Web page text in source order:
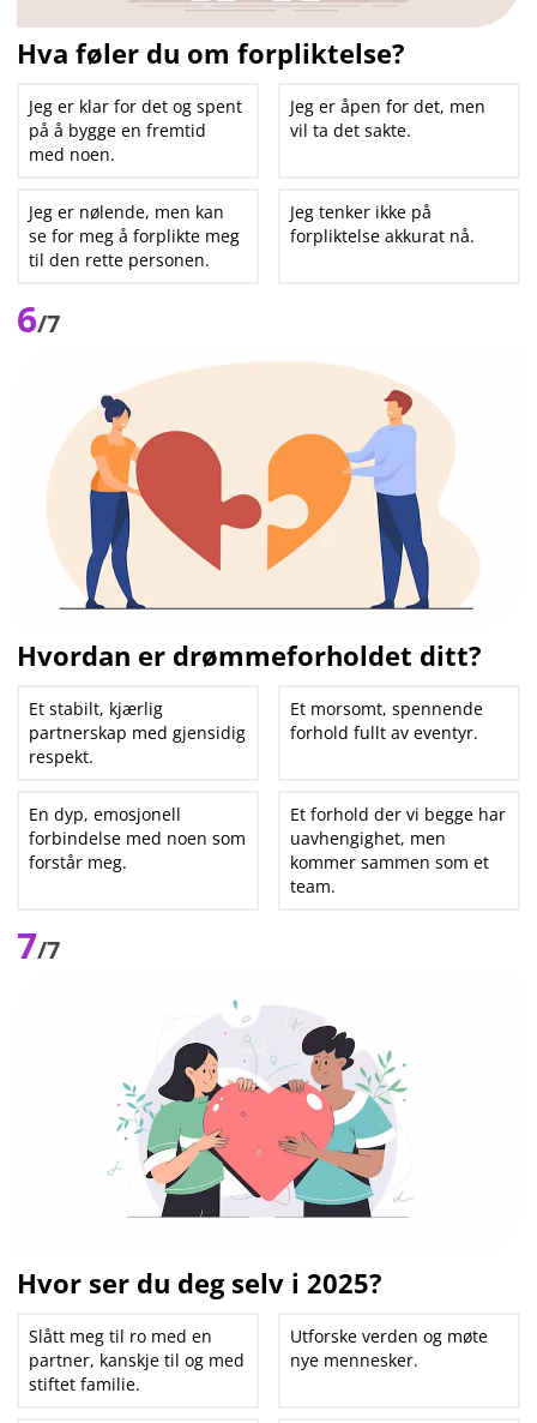
Hva føler du om forpliktelse?
Jeg er klar for det og spent
på å bygge en fremtid
med noen.
Jeg er åpen for det, men
vil ta det sakte.
Jeg er nølende, men kan
se for meg å forplikte meg
til den rette personen.
Jeg tenker ikke på
forpliktelse akkurat nå.
6/7
Hvordan er drømmeforholdet ditt?
Et stabilt, kjærlig
partnerskap med gjensidig
respekt.
Et morsomt, spennende
forhold fullt av eventyr.
En dyp, emosjonell
forbindelse med noen som
forstår meg.
Et forhold der vi begge har
uavhengighet, men
kommer sammen som et
team.
7/7
Hvor ser du deg selv i 2025?
Slått meg til ro med en
partner, kanskje til og med
stiftet familie.
Utforske verden og møte
nye mennesker.